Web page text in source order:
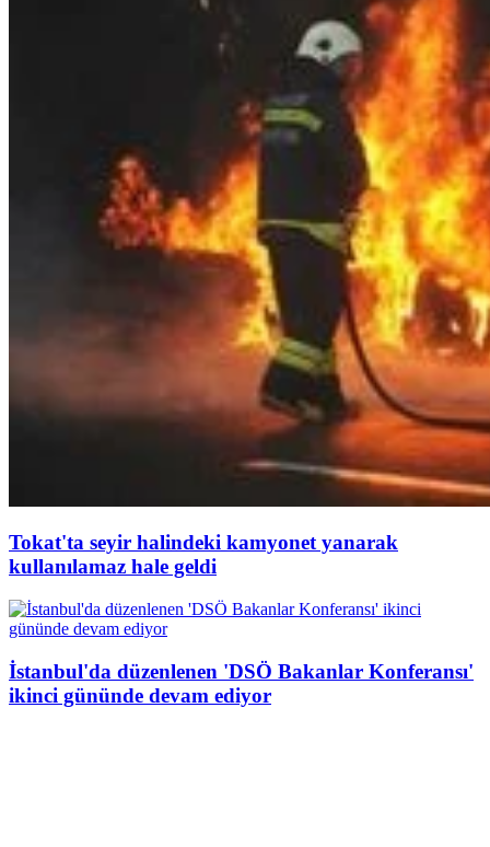
Tokat'ta seyir halindeki kamyonet yanarak
kullanılamaz hale geldi
İstanbul'da düzenlenen 'DSÖ Bakanlar Konferansı'
ikinci gününde devam ediyor